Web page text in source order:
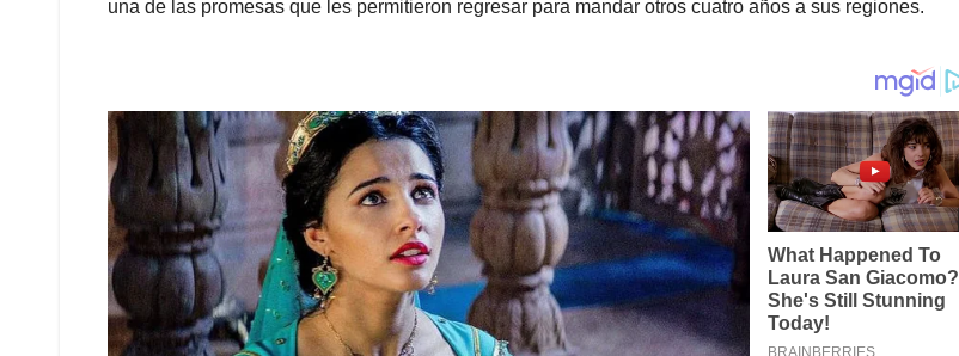
una de las promesas que les permitieron regresar para mandar otros cuatro años a sus regiones.